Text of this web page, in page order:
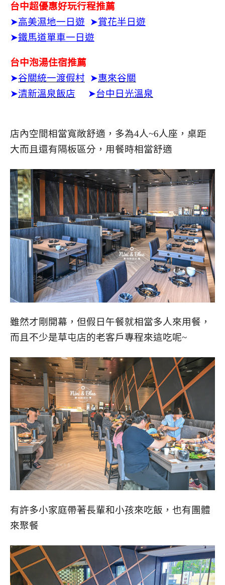
台中超優惠好玩行程推薦
➤高美濕地一日遊 ➤賞花半日遊
➤鐵馬道單車一日遊
台中泡湯住宿推薦
➤谷關統一渡假村 ➤惠來谷關
➤清新溫泉飯店 ➤台中日光溫泉
店內空間相當寬敞舒適，多為4人~6人座，桌距
大而且還有隔板區分，用餐時相當舒適
雖然才剛開幕，但假日午餐就相當多人來用餐，
而且不少是草屯店的老客戶專程來這吃呢~
有許多小家庭帶著長輩和小孩來吃飯，也有團體
來聚餐